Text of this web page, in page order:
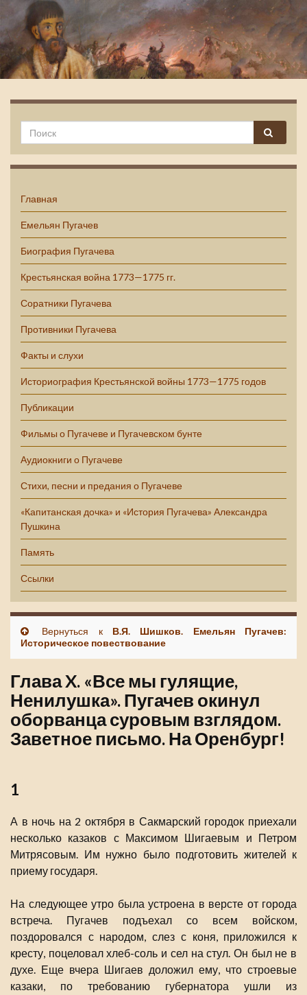
Емельян Пугачев
Главная
Емельян Пугачев
Биография Пугачева
Крестьянская война 1773—1775 гг.
Соратники Пугачева
Противники Пугачева
Факты и слухи
Историография Крестьянской войны 1773—1775 годов
Публикации
Фильмы о Пугачеве и Пугачевском бунте
Аудиокниги о Пугачеве
Стихи, песни и предания о Пугачеве
«Капитанская дочка» и «История Пугачева» Александра
Пушкина
Память
Ссылки
Вернуться к В.Я. Шишков. Емельян Пугачев:
Историческое повествование
Глава X. «Все мы гулящие,
Ненилушка». Пугачев окинул
оборванца суровым взглядом.
Заветное письмо. На Оренбург!
1
А в ночь на 2 октября в Сакмарский городок приехали
несколько казаков с Максимом Шигаевым и Петром
Митрясовым. Им нужно было подготовить жителей к
приему государя.
На следующее утро была устроена в версте от города
встреча. Пугачев подъехал со всем войском,
поздоровался с народом, слез с коня, приложился к
кресту, поцеловал хлеб-соль и сел на стул. Он был не в
духе. Еще вчера Шигаев доложил ему, что строевые
казаки, по требованию губернатора ушли из